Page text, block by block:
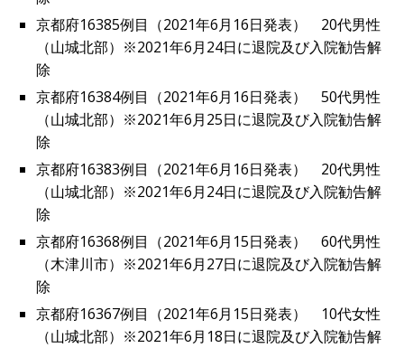
京都府16385例目（2021年6月16日発表） 20代男性
（山城北部）※2021年6月24日に退院及び入院勧告解
除
京都府16384例目（2021年6月16日発表） 50代男性
（山城北部）※2021年6月25日に退院及び入院勧告解
除
京都府16383例目（2021年6月16日発表） 20代男性
（山城北部）※2021年6月24日に退院及び入院勧告解
除
京都府16368例目（2021年6月15日発表） 60代男性
（木津川市）※2021年6月27日に退院及び入院勧告解
除
京都府16367例目（2021年6月15日発表） 10代女性
（山城北部）※2021年6月18日に退院及び入院勧告解